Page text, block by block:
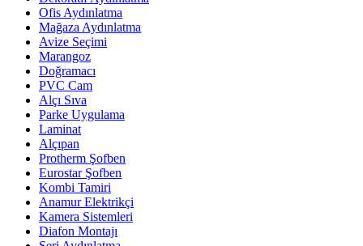
Ofis Aydınlatma
Mağaza Aydınlatma
Avize Seçimi
Marangoz
Doğramacı
PVC Cam
Alçı Sıva
Parke Uygulama
Laminat
Alçıpan
Protherm Şofben
Eurostar Şofben
Kombi Tamiri
Anamur Elektrikçi
Kamera Sistemleri
Diafon Montajı